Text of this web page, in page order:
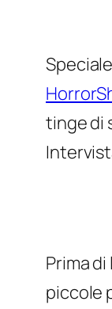
tinge di
Prima
piccole